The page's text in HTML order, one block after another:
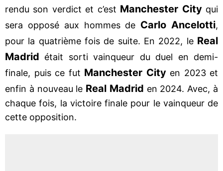
rendu son verdict et c’est Manchester Cityqui
sera opposé aux hommes de Carlo Ancelotti,
pour la quatrième fois de suite. En 2022, le Real
Madrid était sorti vainqueur du duel en demi-
finale, puis ce fut Manchester Cityen 2023 et
enfin à nouveau le Real Madrid en 2024. Avec, à
chaque fois, la victoire finale pour le vainqueur de
cette opposition.